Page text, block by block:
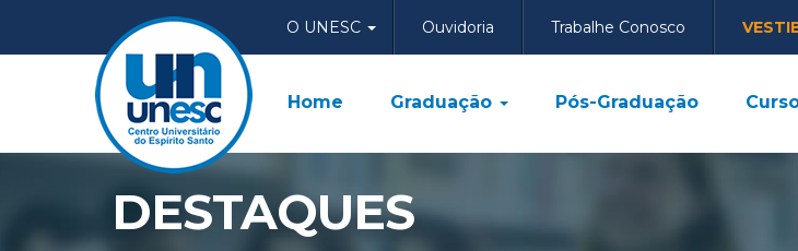
O UNESC Ouvidoria Trabalhe Conosco
Home Graduação Pós-Graduação
DESTAQUES